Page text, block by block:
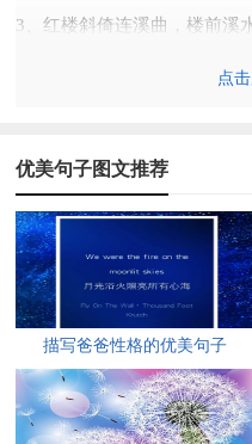
3、红楼斜倚连溪曲，楼前溪
年。荷花娇欲语，笑入鸳鸯
5、花的一生，莫过于给小蜜
的蜜，浓浓的情意，再者，
落下的花朵，在为夏天的绿
垫基；两季落下的花朵，谱
心里。落下虽是放弃但并不
烟，飘去。秋风里瑟瑟发抖
点
优美句子图文推荐
描写爸爸性格的优美句子